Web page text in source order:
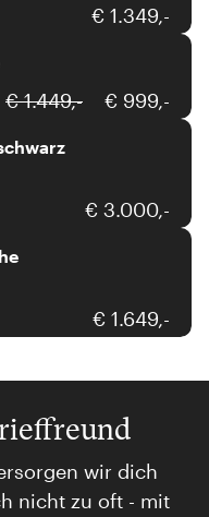
€ 1.349,-
xooon
€ 1.449,- € 999,-
Rolf Benz
€ 3.000,-
Niehoff
€ 1.649,-
wir dich
nicht zu oft - mit